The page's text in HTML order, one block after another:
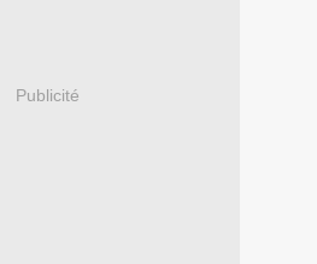
Publicité